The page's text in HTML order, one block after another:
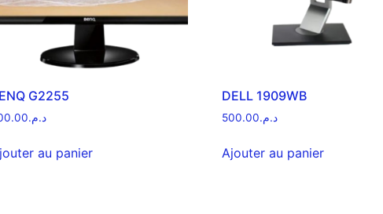
G2255
د.م.
au panier
DELL 1909WB
د.م.500.00
Ajouter au panier